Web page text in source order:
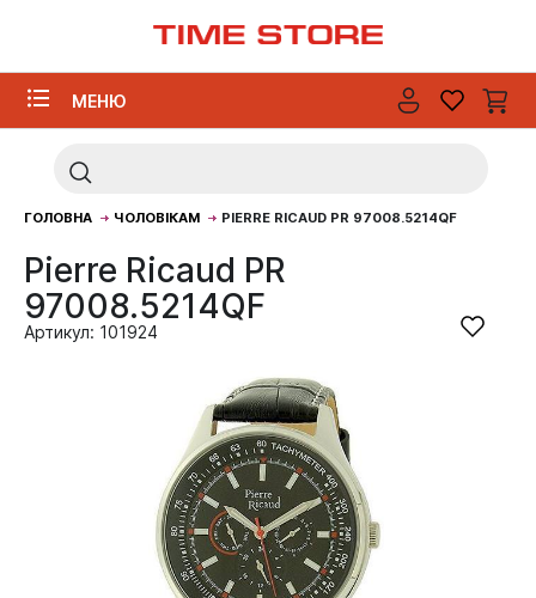
МЕНЮ
ГОЛОВНА ЧОЛОВІКАМ PIERRE RICAUD PR 97008.5214QF
Pierre Ricaud PR
97008.5214QF
Артикул: 101924